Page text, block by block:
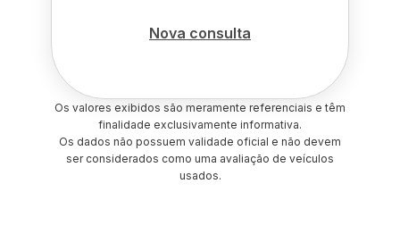
Nova consulta
Os valores exibidos são meramente referenciais e têm
finalidade exclusivamente informativa.
Os dados não possuem validade oficial e não devem
ser considerados como uma avaliação de veículos
usados.